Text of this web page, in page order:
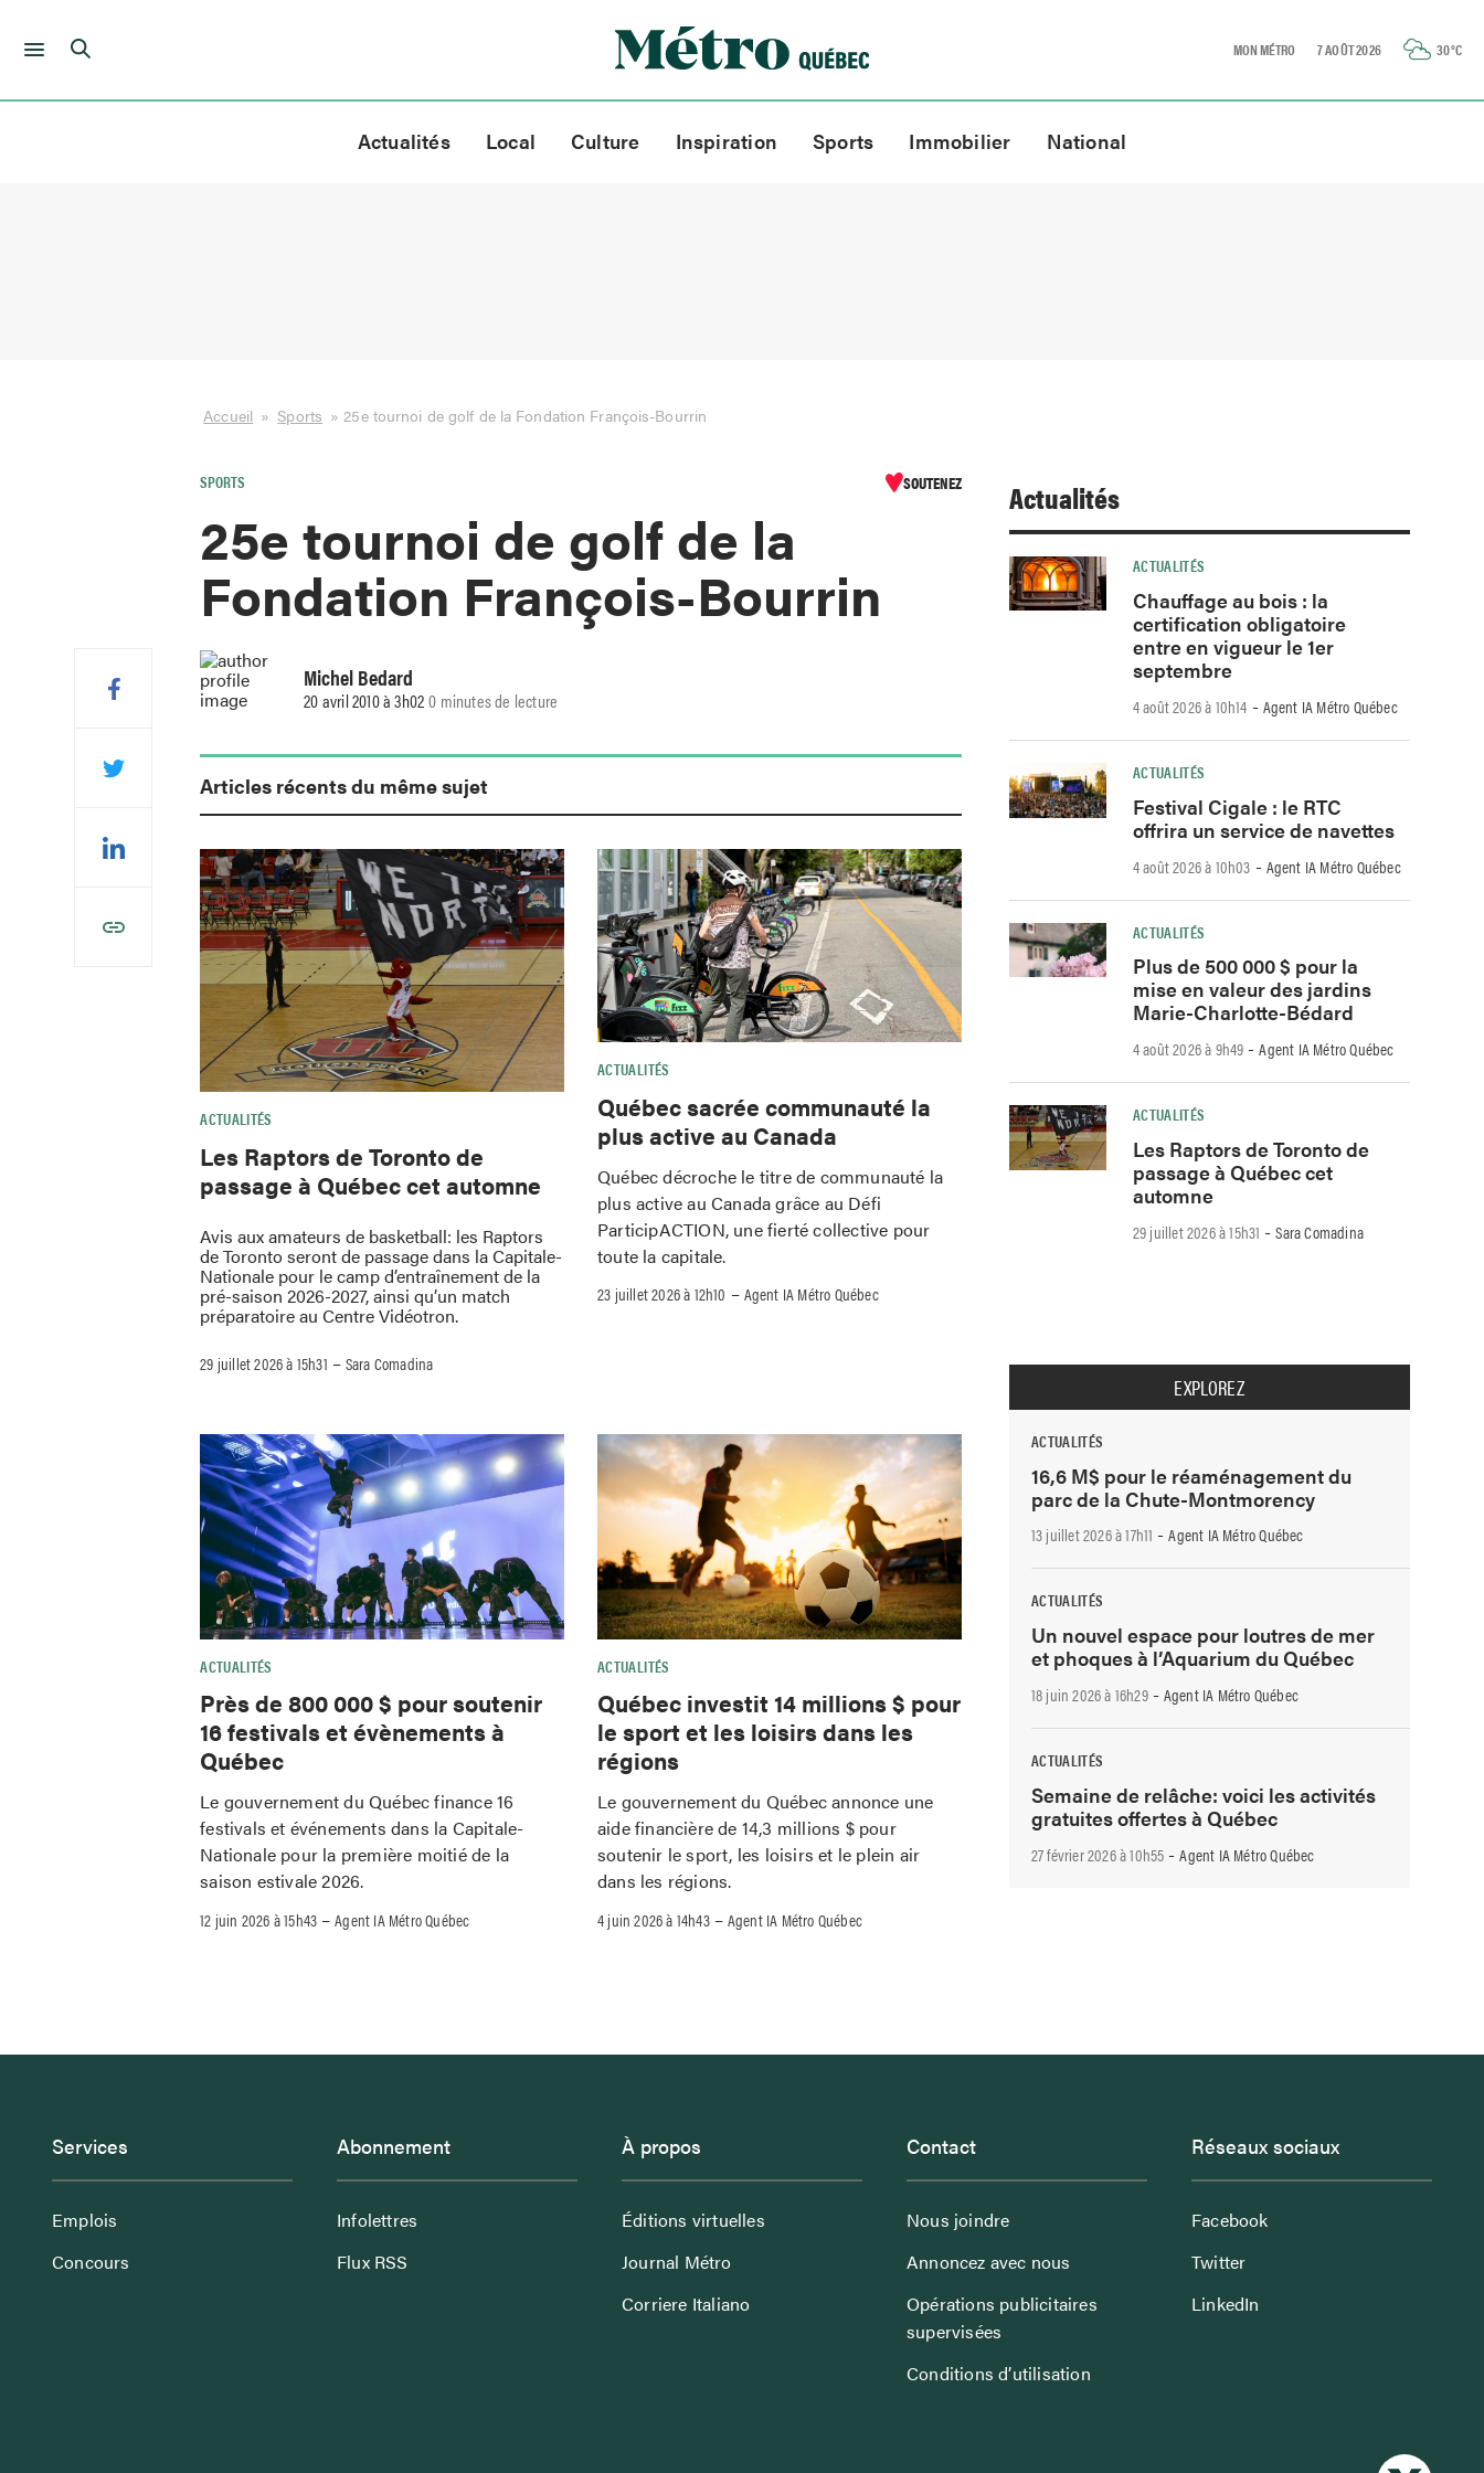
Skip
MON MÉTRO 7 AOÛT 2026 30°C
Actualités Local Culture Inspiration Sports Immobilier National
Accueil » Sports »25e tournoi de golf de la Fondation François-Bourrin
SPORTS SOUTENEZ
25e tournoi de golf de la
Fondation François-Bourrin
Michel Bedard
20 avril 2010 à 3h020 minutes de lecture
Articles récents du même sujet
ACTUALITÉS
Les Raptors de Toronto de
passage à Québec cet automne
Avis aux amateurs de basketball: les Raptors
de Toronto seront de passage dans la Capitale-
Nationale pour le camp d’entraînement de la
pré-saison 2026-2027, ainsi qu’un match
préparatoire au Centre Vidéotron.
29 juillet 2026 à 15h31 –Sara Comadina
ACTUALITÉS
Québec sacrée communauté la
plus active au Canada
Québec décroche le titre de communauté la
plus active au Canada grâce au Défi
ParticipACTION, une fierté collective pour
toute la capitale.
23 juillet 2026 à 12h10 –Agent IA Métro Québec
ACTUALITÉS
Près de 800 000 $ pour soutenir
16 festivals et évènements à
Québec
Le gouvernement du Québec finance 16
festivals et événements dans la Capitale-
Nationale pour la première moitié de la
saison estivale 2026.
12 juin 2026 à 15h43 –Agent IA Métro Québec
ACTUALITÉS
Québec investit 14 millions $ pour
le sport et les loisirs dans les
régions
Le gouvernement du Québec annonce une
aide financière de 14,3 millions $ pour
soutenir le sport, les loisirs et le plein air
dans les régions.
4 juin 2026 à 14h43–Agent IA Métro Québec
Actualités
ACTUALITÉS
Chauffage au bois : la
certification obligatoire
entre en vigueur le 1er
septembre
4 août 2026 à 10h14 -Agent IA Métro Québec
ACTUALITÉS
Festival Cigale : le RTC
offrira un service de navettes
4 août 2026 à 10h03 -Agent IA Métro Québec
ACTUALITÉS
Plus de 500 000 $ pour la
mise en valeur des jardins
Marie-Charlotte-Bédard
4 août 2026 à 9h49 -Agent IA Métro Québec
ACTUALITÉS
Les Raptors de Toronto de
passage à Québec cet
automne
29 juillet 2026 à 15h31 -Sara Comadina
EXPLOREZ
ACTUALITÉS
16,6 M$ pour le réaménagement du
parc de la Chute-Montmorency
13 juillet 2026 à 17h11 -Agent IA Métro Québec
ACTUALITÉS
Un nouvel espace pour loutres de mer
et phoques à l’Aquarium du Québec
18 juin 2026 à 16h29-Agent IA Métro Québec
ACTUALITÉS
Semaine de relâche: voici les activités
gratuites offertes à Québec
27 février 2026 à 10h55 -Agent IA Métro Québec
Services
Emplois
Concours
Abonnement
Infolettres
Flux RSS
À propos
Éditions virtuelles
Journal Métro
Corriere Italiano
Contact
Nous joindre
Annoncez avec nous
Opérations publicitaires
supervisées
Conditions d’utilisation
Réseaux sociaux
Facebook
Twitter
LinkedIn